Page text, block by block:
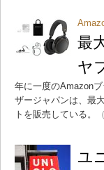
最
ヤ
年に一度のAmazon
ザージャパンは、最
トを販売している。
ユ